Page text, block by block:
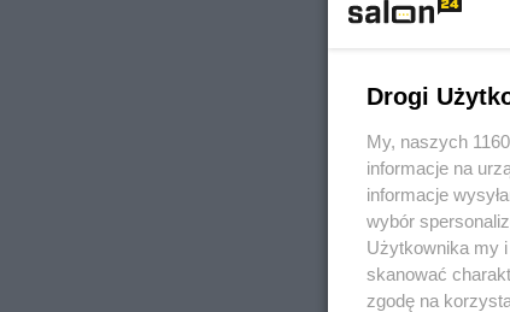
Drogi
My, naszych
informacje na
informacje
wybór
Użytkownika my
skanować
zgodę na